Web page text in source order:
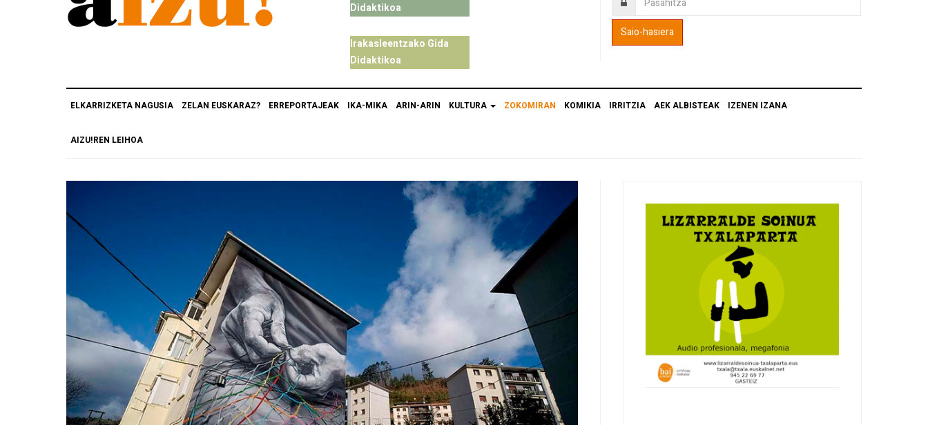
Didaktikoa
Irakasleentzako Gida
Didaktikoa
ELKARRIZKETA NAGUSIA ZELAN EUSKARAZ? ERREPORTAJEAK IKA-MIKA ARIN-ARIN KULTURA ZOKOMIRAN KOMIKIA IRRITZIA AEK ALBISTEAK IZENEN IZANA
AIZU!REN LEIHOA